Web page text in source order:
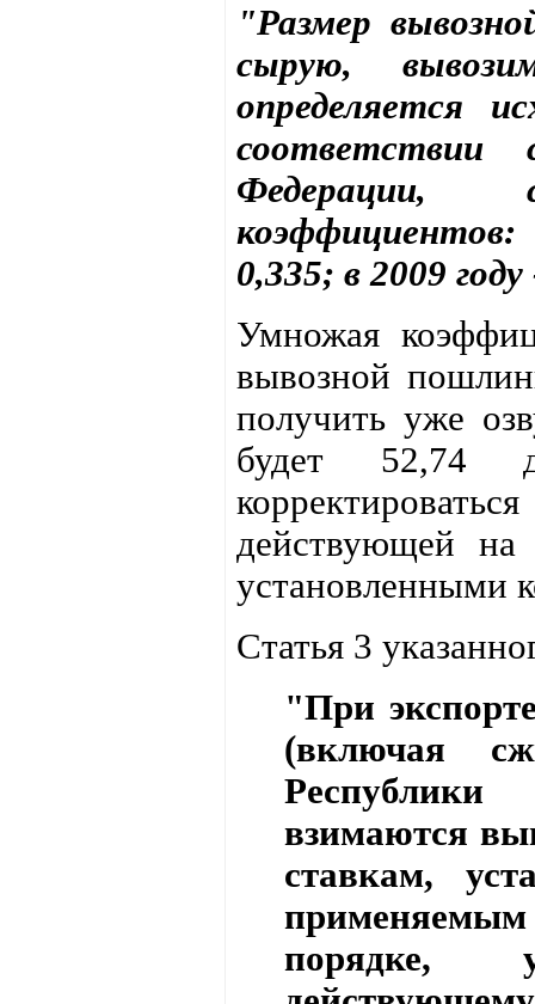
"Размер
сырую,
определяется
соответствии
Федерации,
0,335; в 2009
Умножая
вывозной
получить уже
будет 52,74
действующей
установленными
Статья 3
"При
(включая
взимаются
ставкам,
порядке,